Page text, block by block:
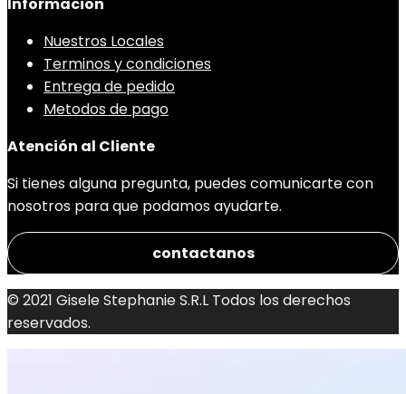
Nuestros Locales
Terminos y condiciones
Entrega de pedido
Metodos de pago
Atención al Cliente
Si tienes alguna pregunta, puedes comunicarte con
nosotros para que podamos ayudarte.
contactanos
© 2021 Gisele Stephanie S.R.L Todos los derechos
reservados.